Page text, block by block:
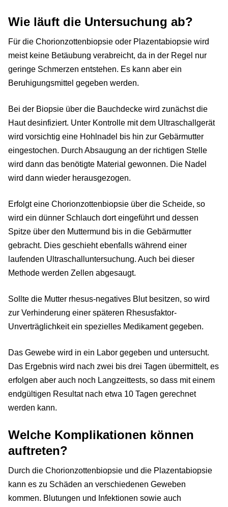
Wie läuft die Untersuchung ab?
Für die Chorionzottenbiopsie oder Plazentabiopsie wird
meist keine Betäubung verabreicht, da in der Regel nur
geringe Schmerzen entstehen. Es kann aber ein
Beruhigungsmittel gegeben werden.
Bei der Biopsie über die Bauchdecke wird zunächst die
Haut desinfiziert. Unter Kontrolle mit dem Ultraschallgerät
wird vorsichtig eine Hohlnadel bis hin zur Gebärmutter
eingestochen. Durch Absaugung an der richtigen Stelle
wird dann das benötigte Material gewonnen. Die Nadel
wird dann wieder herausgezogen.
Erfolgt eine Chorionzottenbiopsie über die Scheide, so
wird ein dünner Schlauch dort eingeführt und dessen
Spitze über den Muttermund bis in die Gebärmutter
gebracht. Dies geschieht ebenfalls während einer
laufenden Ultraschalluntersuchung. Auch bei dieser
Methode werden Zellen abgesaugt.
Sollte die Mutter rhesus-negatives Blut besitzen, so wird
zur Verhinderung einer späteren Rhesusfaktor-
Unverträglichkeit ein spezielles Medikament gegeben.
Das Gewebe wird in ein Labor gegeben und untersucht.
Das Ergebnis wird nach zwei bis drei Tagen übermittelt, es
erfolgen aber auch noch Langzeittests, so dass mit einem
endgültigen Resultat nach etwa 10 Tagen gerechnet
werden kann.
Welche Komplikationen können
auftreten?
Durch die Chorionzottenbiopsie und die Plazentabiopsie
kann es zu Schäden an verschiedenen Geweben
kommen. Blutungen und Infektionen sowie auch